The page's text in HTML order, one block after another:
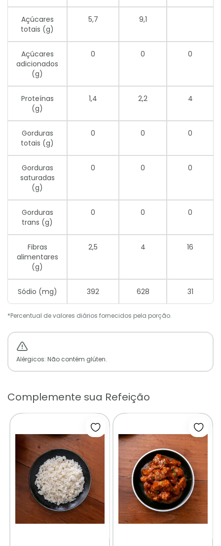
Açúcares
totais (g)
5,7 9,1
Açúcares
adicionados
(g)
0 0 0
Proteínas
(g)
1,4 2,2 4
Gorduras
totais (g)
0 0 0
Gorduras
saturadas
(g)
0 0 0
Gorduras
trans (g)
0 0 0
Fibras
alimentares
(g)
2,5 4 16
Sódio (mg) 392 628 31
*Percentual de valores diários fornecidos pela porção.
Alérgicos: Não contém glúten.
Complemente sua Refeição
Adicionar à lista de desejos